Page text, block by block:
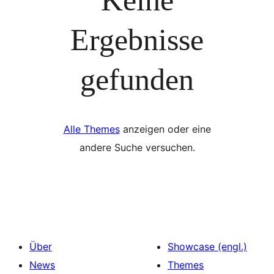
Ergebnisse
gefunden
Alle Themesanzeigen oder eine
andere Suche versuchen.
Über
News
Showcase (engl.)
Themes